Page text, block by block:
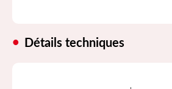
Détails techniques